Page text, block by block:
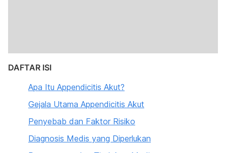
DAFTAR ISI
Apa Itu Appendicitis Akut?
Gejala Utama Appendicitis Akut
Penyebab dan Faktor Risiko
Diagnosis Medis yang Diperlukan